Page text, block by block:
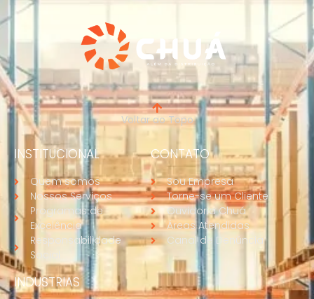
Voltar ao Topo
INSTITUCIONAL
Quem somos
Nossos Serviços
Programas de
Excelência
Responsabilidade
Social
INDUSTRIAS
CONTATO
Sou Empresa
Torne-se um Cliente
Ouvidoria Chuá
Áreas Atendidas
Canal de Denúncia